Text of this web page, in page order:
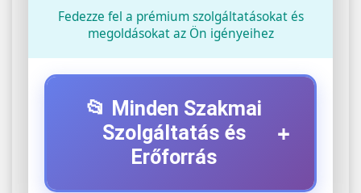
Fedezze fel a prémium szolgáltatásokat és
megoldásokat az Ön igényeihez
📂 Minden Szakmai
Szolgáltatás és
Erőforrás
+